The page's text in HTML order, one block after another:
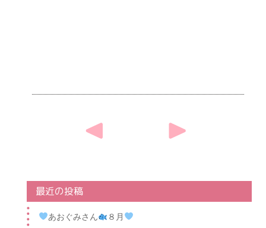
navigation
最近の投稿
あおぐみさん ８月